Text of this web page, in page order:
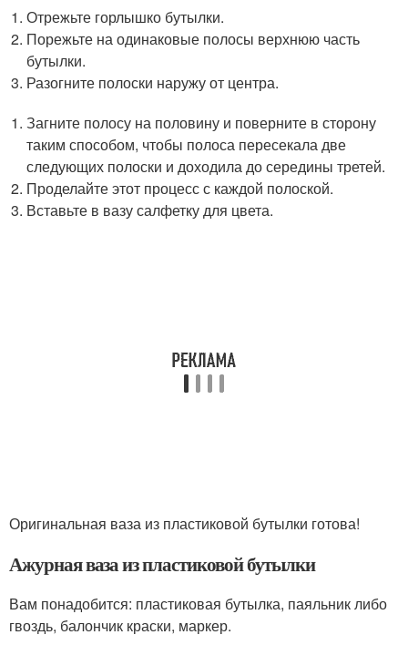
Отрежьте горлышко бутылки.
Порежьте на одинаковые полосы верхнюю часть
бутылки.
Разогните полоски наружу от центра.
Загните полосу на половину и поверните в сторону
таким способом, чтобы полоса пересекала две
следующих полоски и доходила до середины третей.
Проделайте этот процесс с каждой полоской.
Вставьте в вазу салфетку для цвета.
Оригинальная ваза из пластиковой бутылки готова!
Ажурная ваза из пластиковой бутылки
Вам понадобится: пластиковая бутылка, паяльник либо
гвоздь, балончик краски, маркер.